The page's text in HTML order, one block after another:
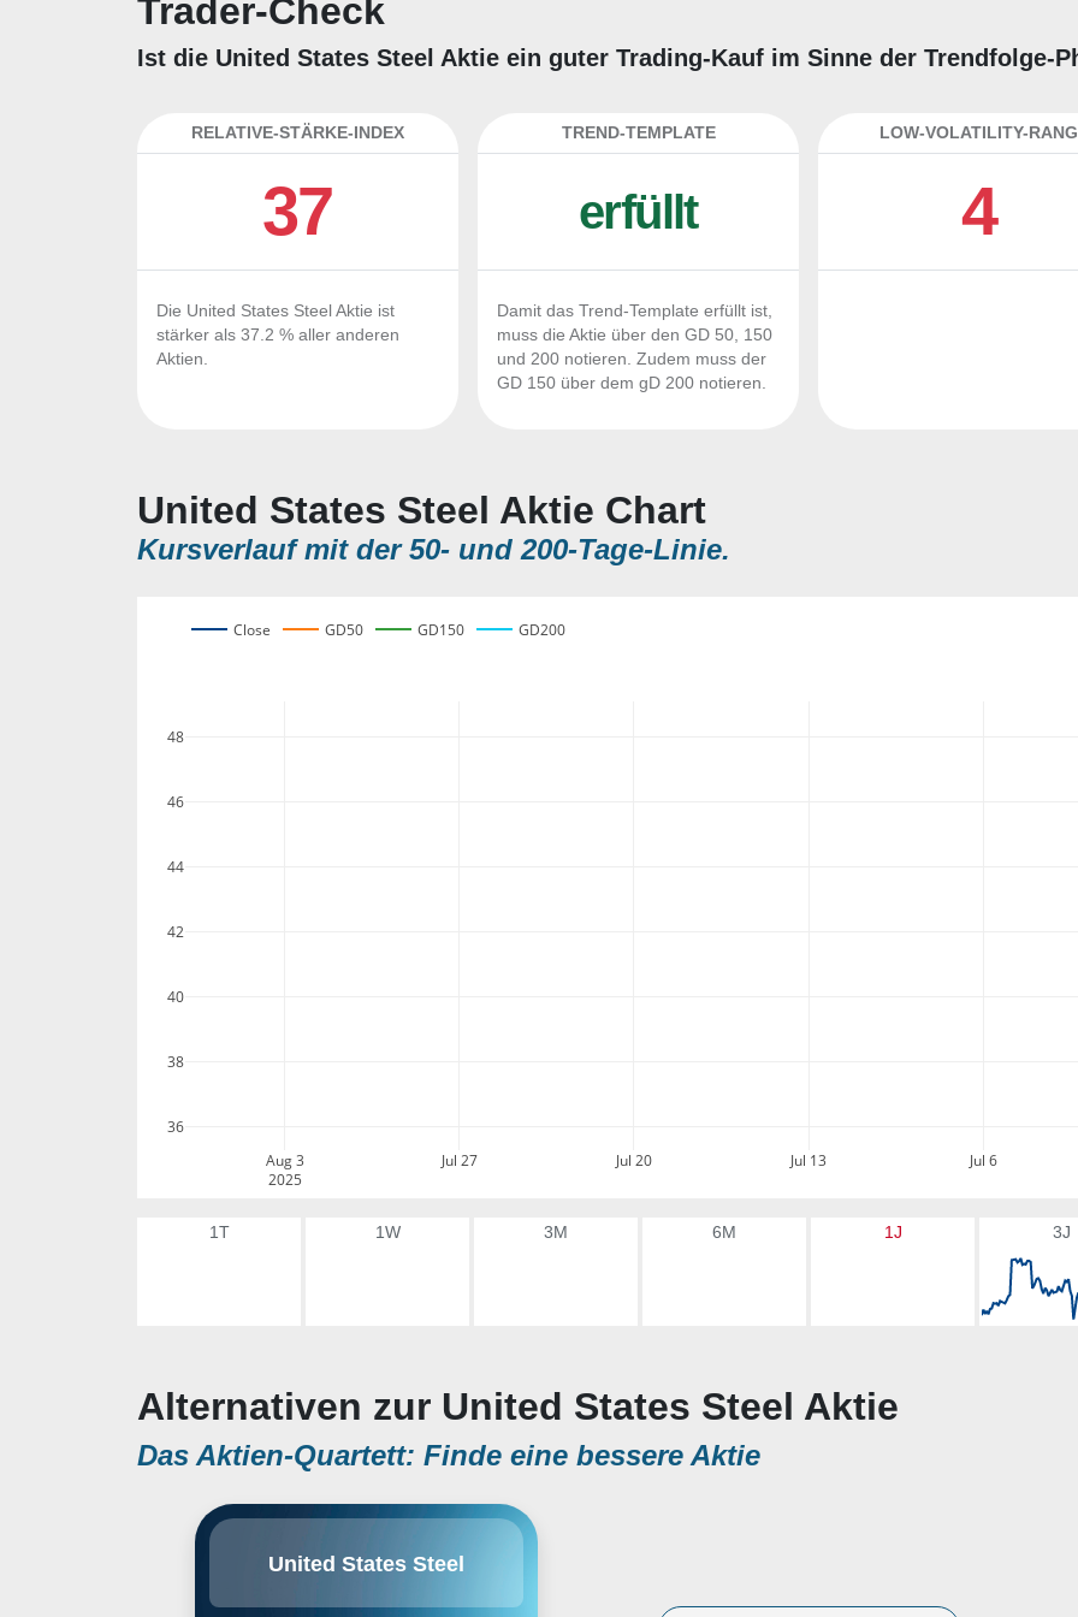
Trader-Check
Ist die United States Steel Aktie ein guter Trading-Kauf im Sinne der Trendfolge-
RELATIVE-STÄRKE-INDEX
37
Die United States Steel Aktie ist
stärker als 37.2 % aller anderen
Aktien.
TREND-TEMPLATE
erfüllt
Damit das Trend-Template erfüllt ist,
muss die Aktie über den GD 50, 150
und 200 notieren. Zudem muss der
GD 150 über dem gD 200 notieren.
LOW-VOLATILITY-RANG
4
United States Steel Aktie Chart
Kursverlauf mit der 50- und 200-Tage-Linie.
Aug 3
2025
Jul 27 Jul 20 Jul 13 Jul 6
36
38
40
42
44
46
48
Close GD50 GD150 GD200
1T 1W 3M 6M 1J 3J
Alternativen zur United States Steel Aktie
Das Aktien-Quartett: Finde eine bessere Aktie
United States Steel
Corporation zählt zu den
und weiterverarbeiteten